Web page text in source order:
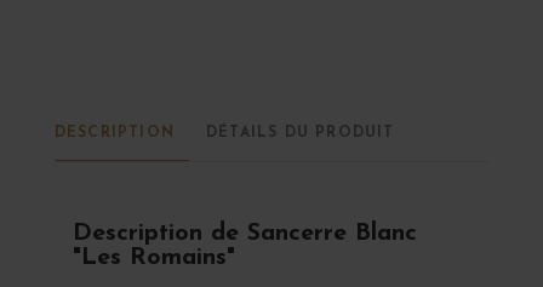
DESCRIPTION DÉTAILS DU PRODUIT
Description de Sancerre Blanc
"Les Romains"